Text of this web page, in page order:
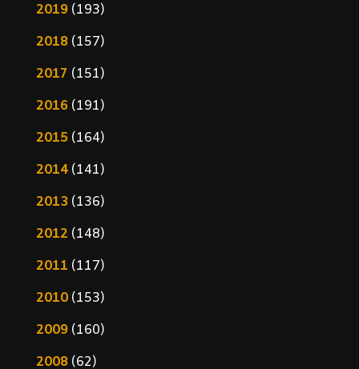
2019(193)
2018(157)
2017 (151)
2016(191)
2015(164)
2014(141)
2013(136)
2012 (148)
2011 (117)
2010(153)
2009(160)
2008(62)